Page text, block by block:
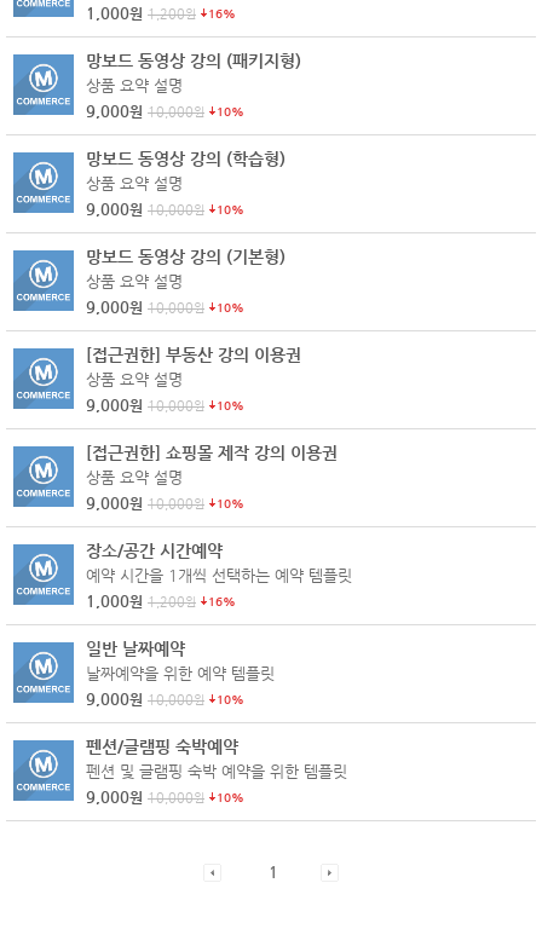
1,000원 1,200원 16%
망보드 동영상 강의 (패키지형)
상품 요약 설명
9,000원 10,000원 10%
망보드 동영상 강의 (학습형)
상품 요약 설명
9,000원 10,000원 10%
망보드 동영상 강의 (기본형)
상품 요약 설명
9,000원 10,000원 10%
[접근권한] 부동산 강의 이용권
상품 요약 설명
9,000원 10,000원 10%
[접근권한] 쇼핑몰 제작 강의 이용권
상품 요약 설명
9,000원 10,000원 10%
장소/공간 시간예약
예약 시간을 1개씩 선택하는 예약 템플릿
1,000원 1,200원 16%
일반 날짜예약
날짜예약을 위한 예약 템플릿
9,000원 10,000원 10%
펜션/글램핑 숙박예약
펜션 및 글램핑 숙박 예약을 위한 템플릿
9,000원 10,000원 10%
1